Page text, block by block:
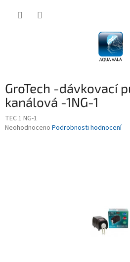
GroTech -dávkovací
kanálová -1NG-1
TEC 1 NG-1
Průměrné
Neohodnoceno Podrobnosti hodnocení